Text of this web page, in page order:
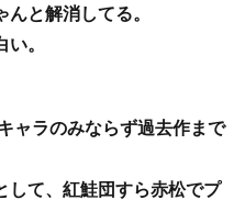
RSS
希
と解消してる。
。
ャラのみならず過去作まで
して、紅鮭団すら赤松でプ